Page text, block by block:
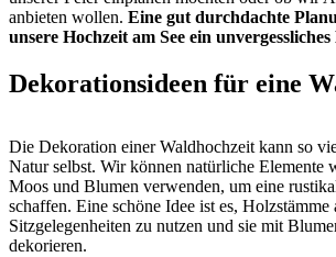
anbieten wollen. Eine gut durchdachte
unsere Hochzeit am See ein
Dekorationsideen für eine
Die Dekoration einer Waldhochzeit kann so
Natur selbst. Wir können natürliche Elemente
Moos und Blumen verwenden, um eine
schaffen. Eine schöne Idee ist es, Holzstämme
Sitzgelegenheiten zu nutzen und sie mit
dekorieren.